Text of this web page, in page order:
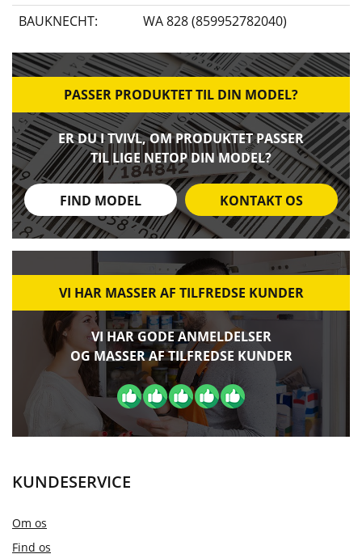
BAUKNECHT: WA 828 (859952782040)
PASSER PRODUKTET TIL DIN MODEL?
ER DU I TVIVL, OM PRODUKTET PASSER
TIL LIGE NETOP DIN MODEL?
FIND MODEL KONTAKT OS
VI HAR MASSER AF TILFREDSE KUNDER
VI HAR GODE ANMELDELSER
OG MASSER AF TILFREDSE KUNDER
KUNDESERVICE
Om os
Find os